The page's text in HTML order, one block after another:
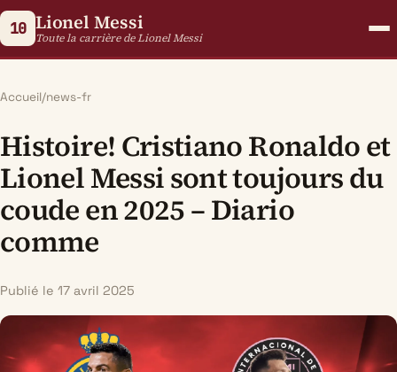
10 Lionel Messi
Toute la carrière de Lionel Messi
Accueil/news-fr
Histoire! Cristiano Ronaldo et
Lionel Messi sont toujours du
coude en 2025 – Diario
comme
Publié le 17 avril 2025